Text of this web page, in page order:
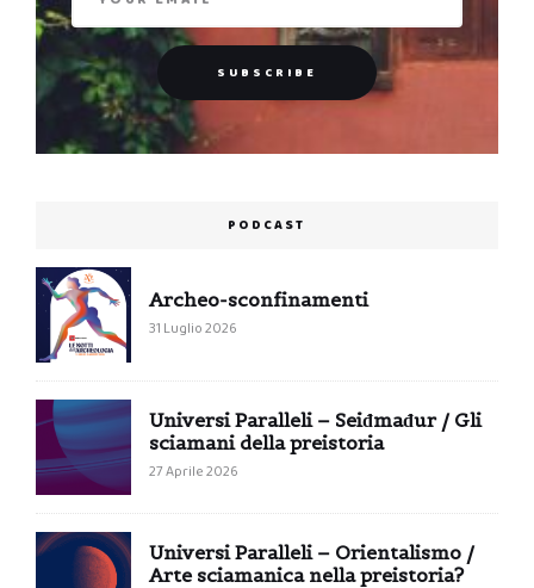
PODCAST
Archeo-sconfinamenti
31 Luglio 2026
Universi Paralleli – Seiđmađur / Gli
sciamani della preistoria
27 Aprile 2026
Universi Paralleli – Orientalismo /
Arte sciamanica nella preistoria?